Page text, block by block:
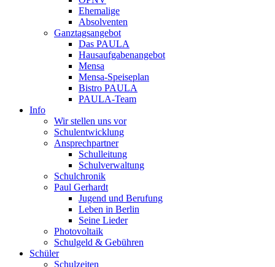
Ehemalige
Absolventen
Ganztagsangebot
Das PAULA
Hausaufgabenangebot
Mensa
Mensa-Speiseplan
Bistro PAULA
PAULA-Team
Info
Wir stellen uns vor
Schulentwicklung
Ansprechpartner
Schulleitung
Schulverwaltung
Schulchronik
Paul Gerhardt
Jugend und Berufung
Leben in Berlin
Seine Lieder
Photovoltaik
Schulgeld & Gebühren
Schüler
Schulzeiten